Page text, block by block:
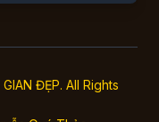
ĐẸP. All Rights